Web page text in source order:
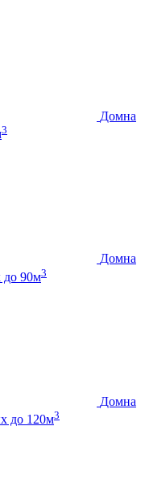
Домна
3
Домна
до 90м3
Домна
до 120м3